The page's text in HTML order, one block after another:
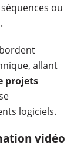
ou
allant
projets
logiciels.
vidéo